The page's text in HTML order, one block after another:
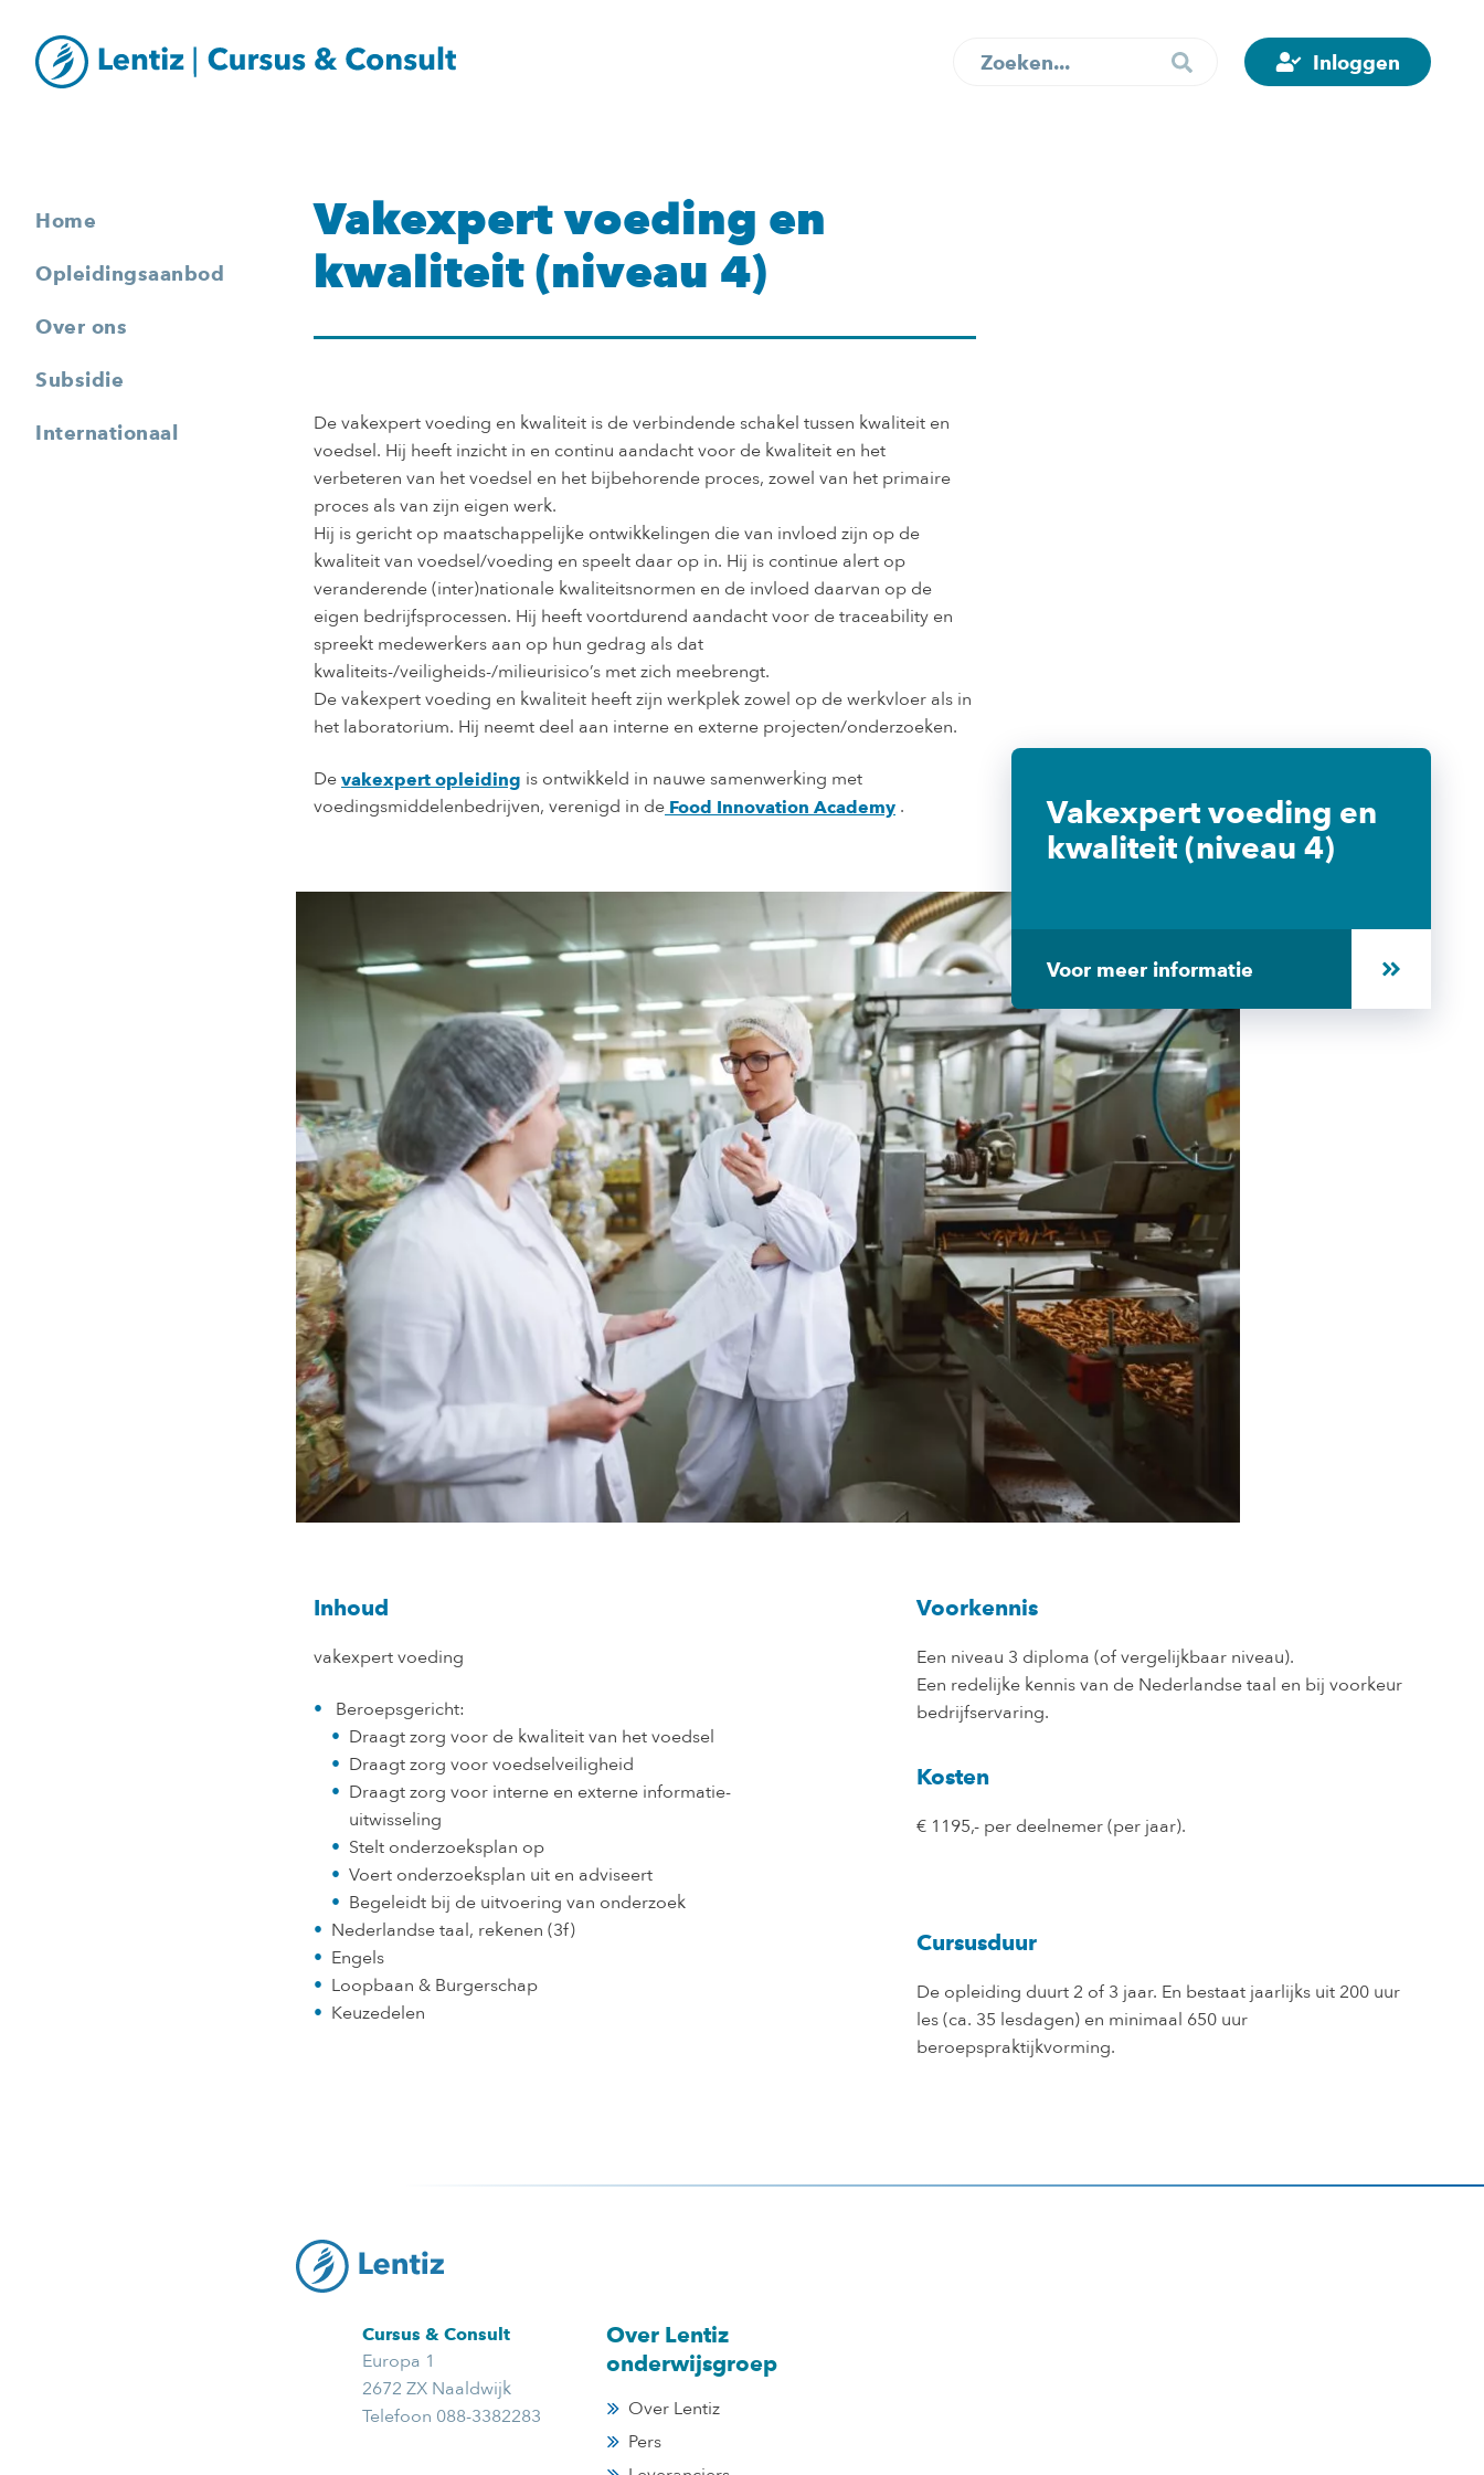
Inloggen
Home
Opleidingsaanbod
Over ons
Subsidie
Internationaal
Vakexpert voeding en
kwaliteit (niveau 4)
De vakexpert voeding en kwaliteit is de verbindende schakel tussen kwaliteit en
voedsel. Hij heeft inzicht in en continu aandacht voor de kwaliteit en het
verbeteren van het voedsel en het bijbehorende proces, zowel van het primaire
proces als van zijn eigen werk.
Hij is gericht op maatschappelijke ontwikkelingen die van invloed zijn op de
kwaliteit van voedsel/voeding en speelt daar op in. Hij is continue alert op
veranderende (inter)nationale kwaliteitsnormen en de invloed daarvan op de
eigen bedrijfsprocessen. Hij heeft voortdurend aandacht voor de traceability en
spreekt medewerkers aan op hun gedrag als dat
kwaliteits-/veiligheids-/milieurisico’s met zich meebrengt.
De vakexpert voeding en kwaliteit heeft zijn werkplek zowel op de werkvloer als in
het laboratorium. Hij neemt deel aan interne en externe projecten/onderzoeken.
De vakexpert opleiding is ontwikkeld in nauwe samenwerking met
voedingsmiddelenbedrijven, verenigd in de Food Innovation Academy .
Vakexpert voeding en
kwaliteit (niveau 4)
Voor meer informatie
Inhoud
vakexpert voeding
Beroepsgericht:
Draagt zorg voor de kwaliteit van het voedsel
Draagt zorg voor voedselveiligheid
Draagt zorg voor interne en externe informatie-
uitwisseling
Stelt onderzoeksplan op
Voert onderzoeksplan uit en adviseert
Begeleidt bij de uitvoering van onderzoek
Nederlandse taal, rekenen (3f)
Engels
Loopbaan & Burgerschap
Keuzedelen
Voorkennis
Een niveau 3 diploma (of vergelijkbaar niveau).
Een redelijke kennis van de Nederlandse taal en bij voorkeur
bedrijfservaring.
Kosten
€ 1195,- per deelnemer (per jaar).
Cursusduur
De opleiding duurt 2 of 3 jaar. En bestaat jaarlijks uit 200 uur
les (ca. 35 lesdagen) en minimaal 650 uur
beroepspraktijkvorming.
Cursus & Consult
Europa 1
2672 ZX Naaldwijk
Telefoon 088-3382283
Over Lentiz
onderwijsgroep
Over Lentiz
Pers